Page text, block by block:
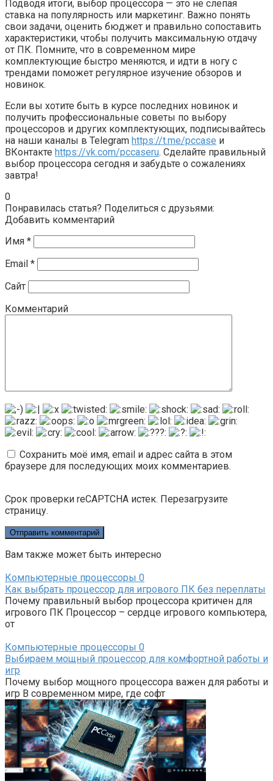
Подводя итоги, выбор процессора — это не слепая
ставка на популярность или маркетинг. Важно понять
свои задачи, оценить бюджет и правильно сопоставить
характеристики, чтобы получить максимальную отдачу
от ПК. Помните, что в современном мире
комплектующие быстро меняются, и идти в ногу с
трендами поможет регулярное изучение обзоров и
новинок.
Если вы хотите быть в курсе последних новинок и
получить профессиональные советы по выбору
процессоров и других комплектующих, подписывайтесь
на наши каналы в Telegram https://t.me/pccase и
ВКонтакте https://vk.com/pccaseru. Сделайте правильный
выбор процессора сегодня и забудьте о сожалениях
завтра!
0
Понравилась статья? Поделиться с друзьями:
Добавить комментарий
Имя *
Email *
Сайт
Комментарий
Сохранить моё имя, email и адрес сайта в этом
браузере для последующих моих комментариев.
Срок проверки reCAPTCHA истек. Перезагрузите
страницу.
Вам также может быть интересно
Компьютерные процессоры 0
Как выбрать процессор для игрового ПК без переплаты
Почему правильный выбор процессора критичен для
игрового ПК Процессор – сердце игрового компьютера,
от
Компьютерные процессоры 0
Выбираем мощный процессор для комфортной работы и
игр
Почему выбор мощного процессора важен для работы и
игр В современном мире, где софт